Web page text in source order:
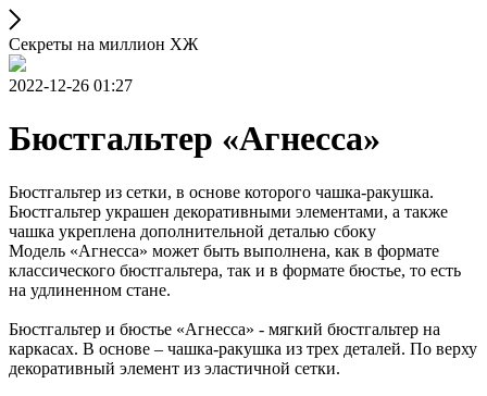
Секреты на миллион ХЖ
2022-12-26 01:27
Бюстгальтер «Агнесса»
Бюстгальтер из сетки, в основе которого чашка-ракушка.
Бюстгальтер украшен декоративными элементами, а также
чашка укреплена дополнительной деталью сбоку
Модель «Агнесса» может быть выполнена, как в формате
классического бюстгальтера, так и в формате бюстье, то есть
на удлиненном стане.
Бюстгальтер и бюстье «Агнесса» - мягкий бюстгальтер на
каркасах. В основе – чашка-ракушка из трех деталей. По верху
декоративный элемент из эластичной сетки.